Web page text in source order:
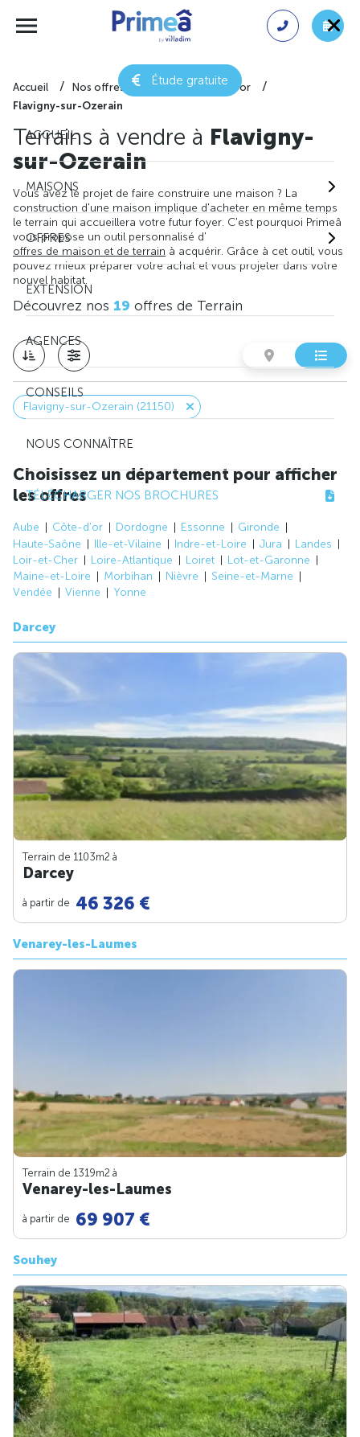
Étude gratuite
ACCUEIL
MAISONS
OFFRES
EXTENSION
AGENCES
CONSEILS
NOUS CONNAÎTRE
TÉLÉCHARGER NOS BROCHURES
Accueil Nos offres de terrain
Côte-d'or
Flavigny-sur-Ozerain
Terrains à vendre à Flavigny-
sur-Ozerain
Vous avez le projet de faire construire une maison ? La
construction d'une maison implique d'acheter en même temps
le terrain qui accueillera votre futur foyer. C'est pourquoi Primeâ
vous propose un outil personnalisé d'
offres de maison et de terrain à acquérir. Grâce à cet outil, vous
pouvez mieux préparer votre achat et vous projeter dans votre
nouvel habitat.
Découvrez nos 19 offres de Terrain
Flavigny-sur-Ozerain (21150)
Choisissez un département pour afficher
les offres
Aube Côte-d'or Dordogne Essonne
Gironde
Haute-Saône
Ille-et-Vilaine Indre-et-Loire Jura
Landes
Loir-et-Cher
Loire-Atlantique Loiret
Lot-et-Garonne
Maine-et-Loire
Morbihan Nièvre
Seine-et-Marne
Vendée
Vienne Yonne
Darcey
Terrain de 1103m2 à
Darcey
à partir de 46 326 €
Venarey-les-Laumes
Terrain de 1319m2 à
Venarey-les-Laumes
à partir de 69 907 €
Souhey